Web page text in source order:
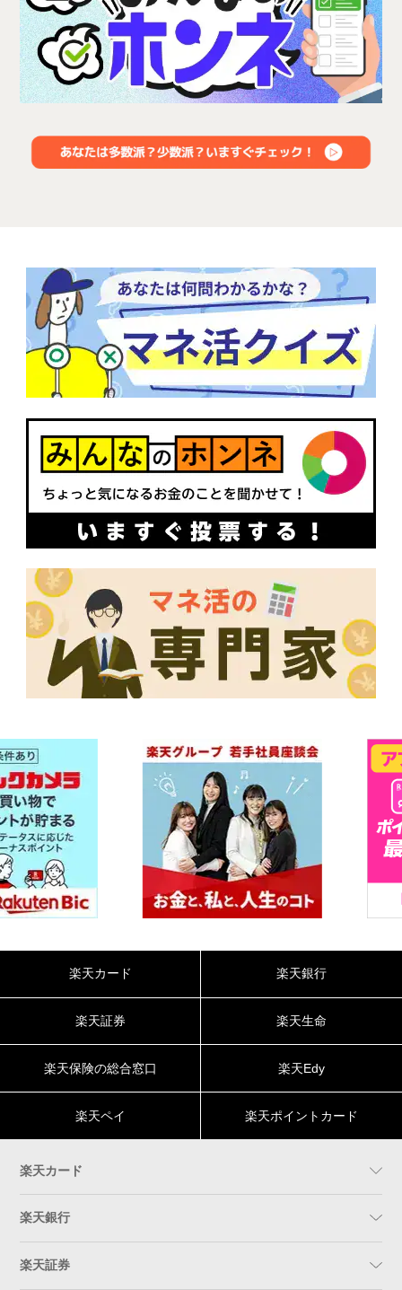
楽天カード 楽天銀行
楽天証券 楽天生命
楽天保険の総合窓口 楽天Edy
楽天ペイ 楽天ポイントカード
楽天カード
楽天銀行
楽天証券